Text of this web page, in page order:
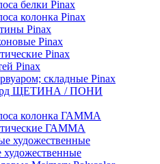
белки Pinax
колонка Pinax
Pinax
Pinax
Pinax
Pinax
складные Pinax
ЩЕТИНА / ПОНИ
колонка ГАММА
ГАММА
художественные